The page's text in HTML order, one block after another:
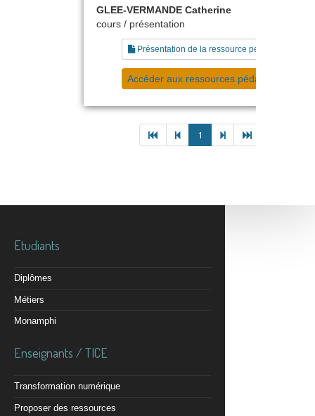
GLEE-VERMANDE Catherine
cours / présentation
Présentation de la ressource pédagogique
Accéder aux ressources pédagogiques
1
Etudiants
Diplômes
Métiers
Monamphi
Enseignants / TICE
Transformation numérique
Proposer des ressources